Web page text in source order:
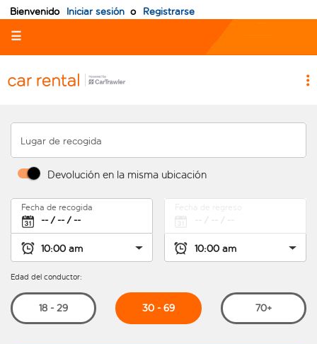
Bienvenido Iniciar sesión o Registrarse
☰
Lugar de recogida
Devolución en la misma ubicación
Fecha de recogida
Edad del conductor:
18 - 29 30 - 69 70+